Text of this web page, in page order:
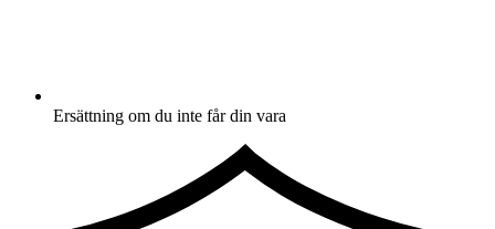
Ersättning om du inte får din vara